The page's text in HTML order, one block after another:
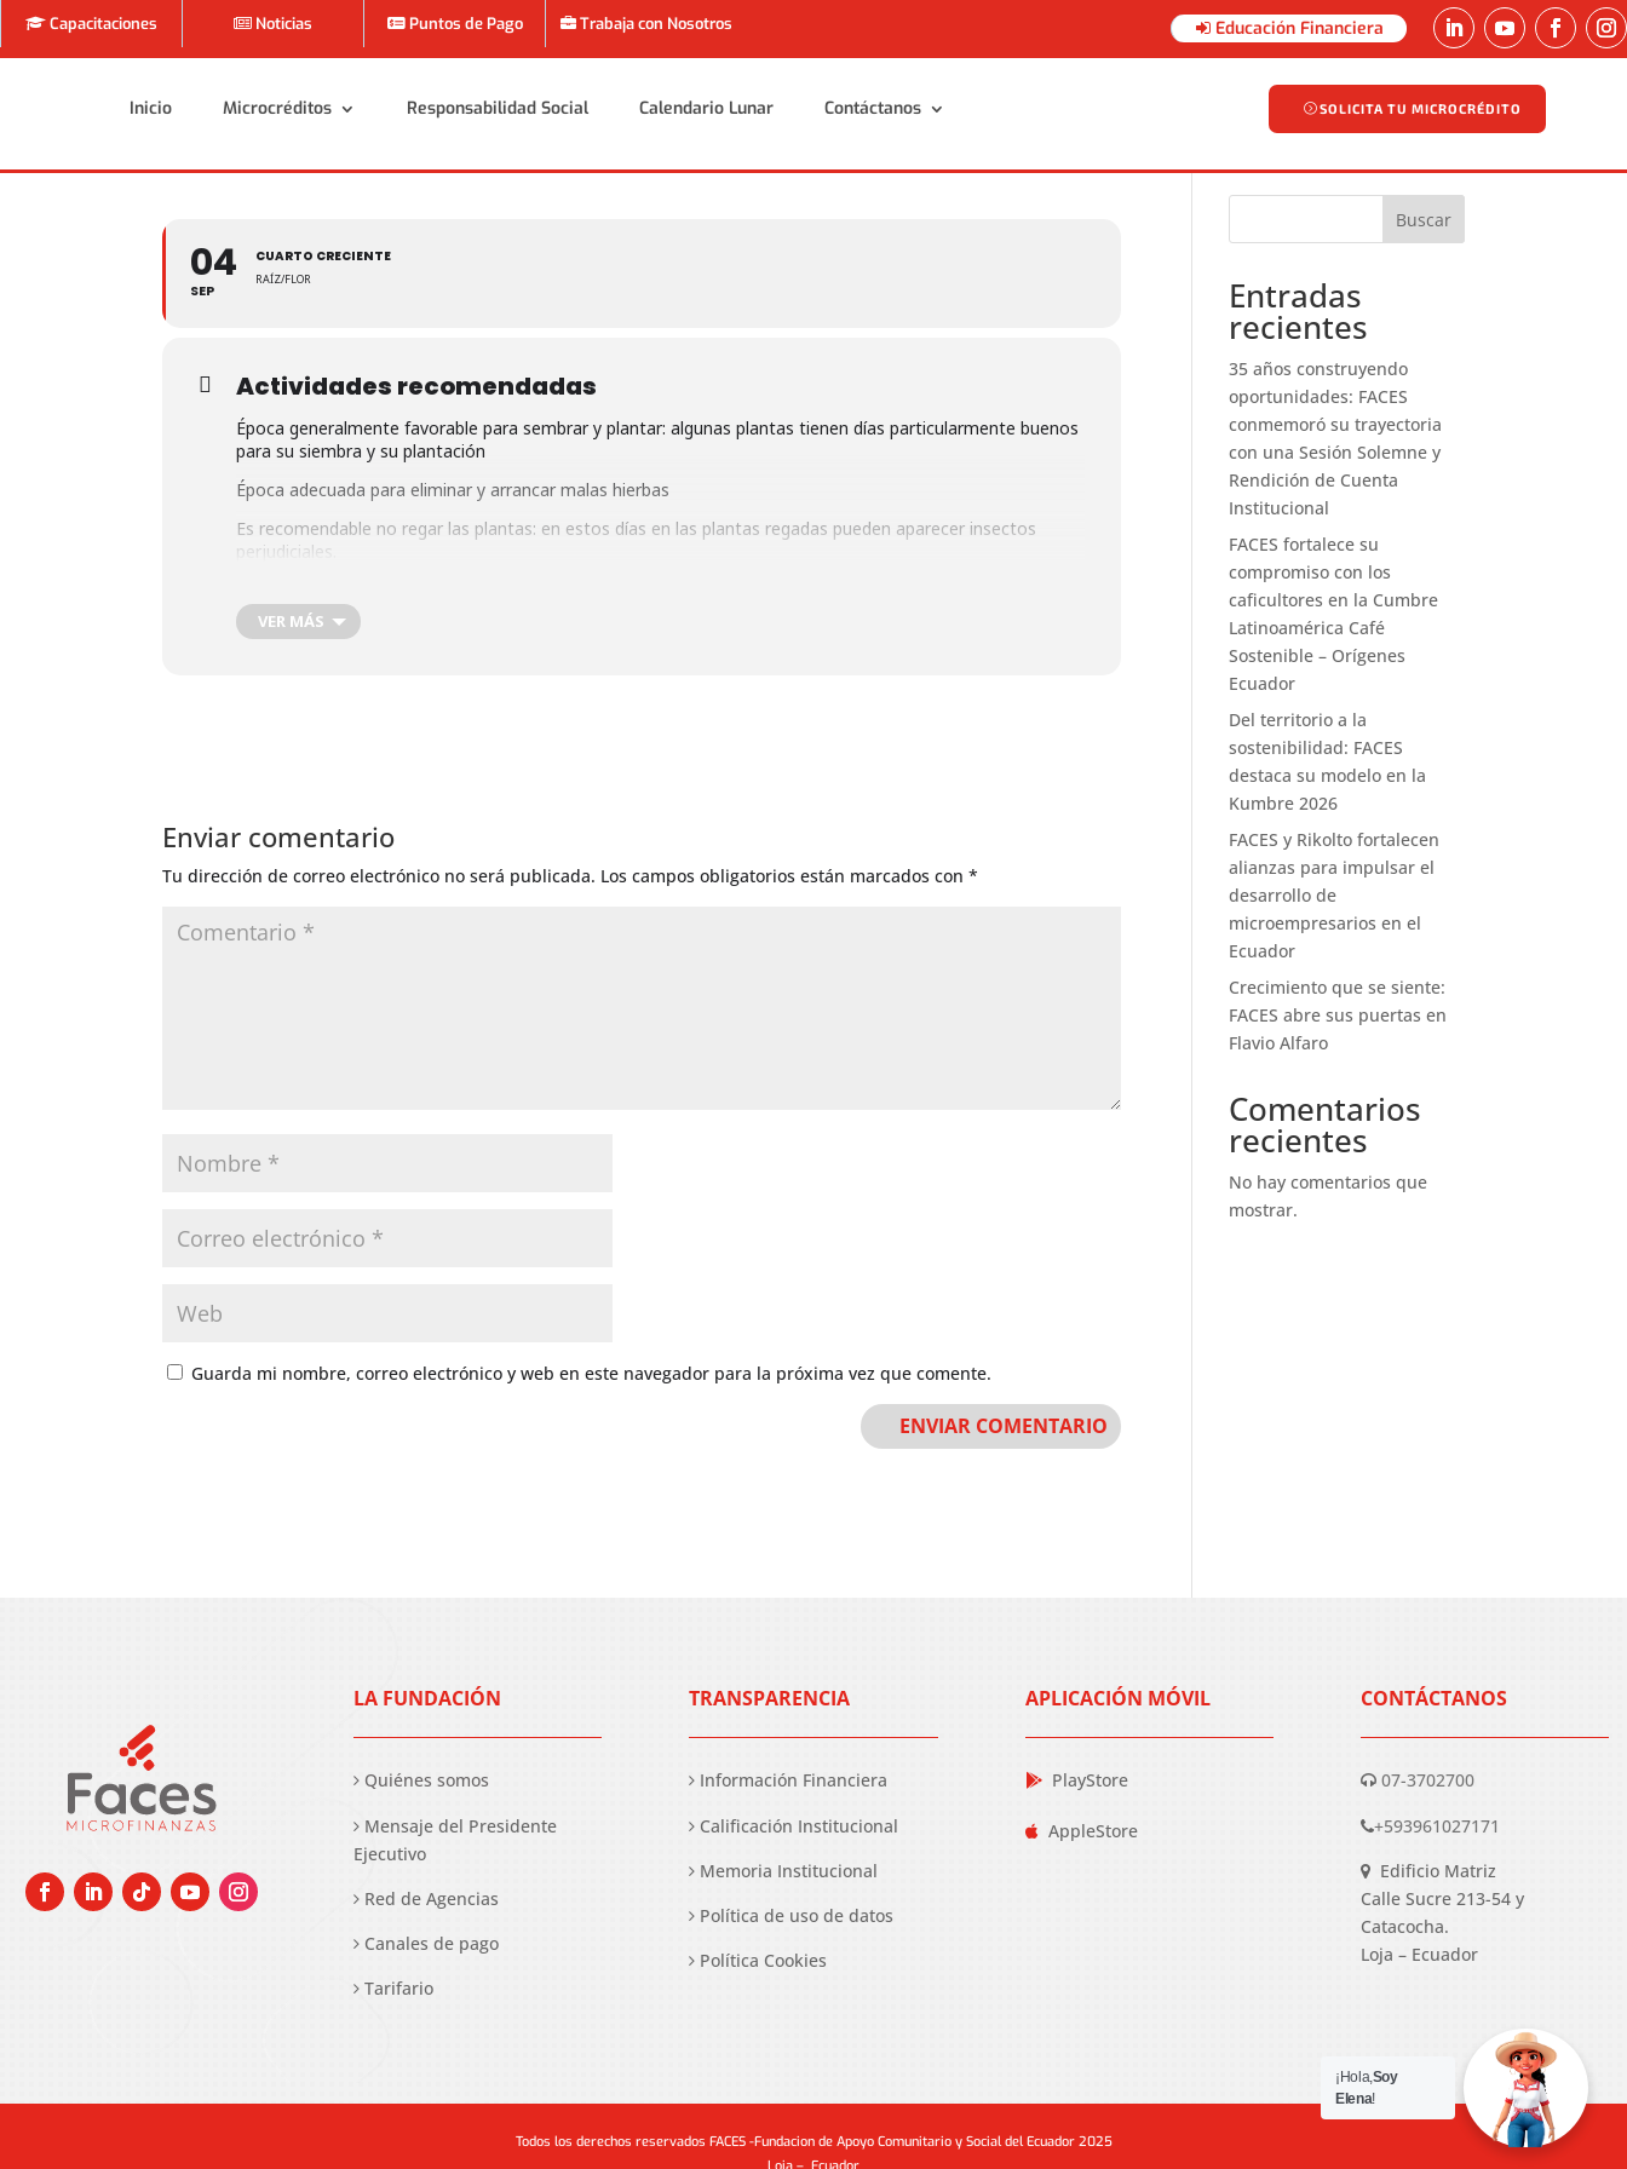
Capacitaciones Noticias Puntos de Pago Trabaja con Nosotros Educación Financiera
Inicio Microcréditos Responsabilidad Social Calendario Lunar Contáctanos SOLICITA TU MICROCRÉDITO
Inicio Microcréditos Responsabilidad Social Calendario Lunar Contáctanos SOLICITA TU MICROCRÉDITO
04
SEP
CUARTO CRECIENTE
RAÍZ/FLOR
Actividades recomendadas
Época generalmente favorable para sembrar y plantar: algunas plantas tienen días particularmente buenos
para su siembra y su plantación
Época adecuada para eliminar y arrancar malas hierbas
Es recomendable no regar las plantas: en estos días en las plantas regadas pueden aparecer insectos
perjudiciales.
VER MÁS
Enviar comentario
Tu dirección de correo electrónico no será publicada. Los campos obligatorios están marcados con*
Guarda mi nombre, correo electrónico y web en este navegador para la próxima vez que comente.
Buscar
Entradas
recientes
35 años construyendo
oportunidades: FACES
conmemoró su trayectoria
con una Sesión Solemne y
Rendición de Cuenta
Institucional
FACES fortalece su
compromiso con los
caficultores en la Cumbre
Latinoamérica Café
Sostenible – Orígenes
Ecuador
Del territorio a la
sostenibilidad: FACES
destaca su modelo en la
Kumbre 2026
FACES y Rikolto fortalecen
alianzas para impulsar el
desarrollo de
microempresarios en el
Ecuador
Crecimiento que se siente:
FACES abre sus puertas en
Flavio Alfaro
Comentarios
recientes
No hay comentarios que
mostrar.
LA FUNDACIÓN
Quiénes somos
Mensaje del Presidente
Ejecutivo
Red de Agencias
Canales de pago
Tarifario
TRANSPARENCIA
Información Financiera
Calificación Institucional
Memoria Institucional
Política de uso de datos
Política Cookies
APLICACIÓN MÓVIL
PlayStore
AppleStore
CONTÁCTANOS
07-3702700
+593961027171
Edificio Matriz
Calle Sucre 213-54 y
Catacocha.
Loja – Ecuador
Todos los derechos reservados FACES -Fundacion de Apoyo Comunitario y Social del Ecuador 2025
¡Hola,Soy
Elena!